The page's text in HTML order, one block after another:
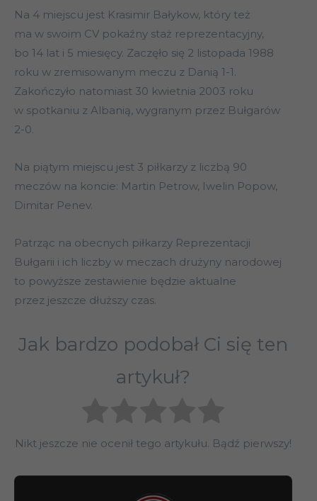
Na 4 miejscu jest Krasimir Bałykow, który też
ma w swoim CV pokaźny staż reprezentacyjny,
bo 14 lat i 5 miesięcy. Zaczęło się 2 listopada 1988
roku w zremisowanym meczu z Danią 1-1.
Zakończyło natomiast 30 kwietnia 2003 roku
w spotkaniu z Albanią, wygranym przez Bułgarów
2-0.
Na piątym miejscu jest 3 piłkarzy z liczbą 90
meczów na koncie: Martin Petrow, Iwelin Popow,
Dimitar Penev.
Patrząc na obecnych piłkarzy Reprezentacji
Bułgarii i ich liczby w meczach drużyny narodowej
to powyższe zestawienie będzie aktualne
przez jeszcze dłuższy czas.
Jak bardzo podobał Ci się ten
artykuł?
Nikt jeszcze nie ocenił tego artykułu. Bądź pierwszy!